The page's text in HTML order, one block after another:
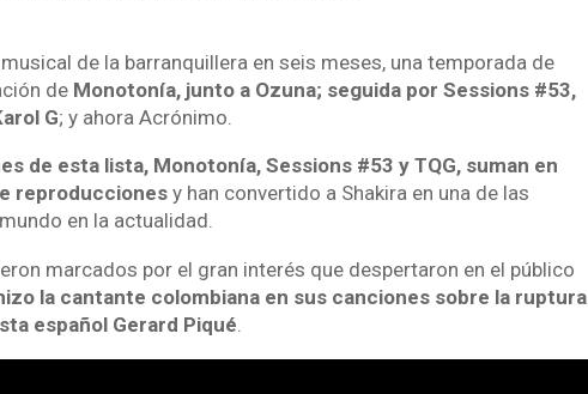
de la barranquillera en seis meses, una temporada de
de Monotonía, junto a Ozuna; seguida por Sessions #53,
G; y ahora Acrónimo.
de esta lista, Monotonía, Sessions #53 y TQG, suman en
reproduccionesy han convertido a Shakira en una de las
en la actualidad.
marcados por el gran interés que despertaron en el público
la cantante colombiana en sus canciones sobre la ruptura
español Gerard Piqué